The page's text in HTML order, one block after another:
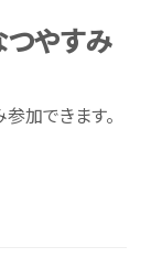
つやすみ
加できます。